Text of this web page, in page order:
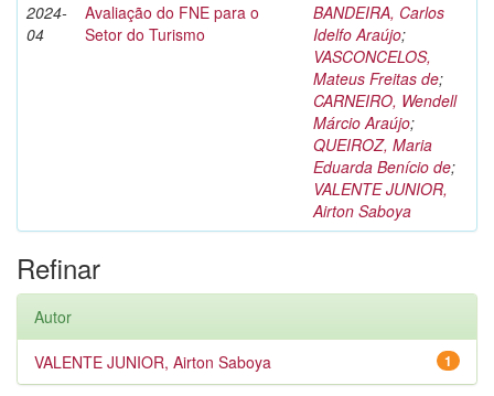
2024-
04
Avaliação do FNE para o
Setor do Turismo
BANDEIRA, Carlos
Idelfo Araújo;
VASCONCELOS,
Mateus Freitas de;
CARNEIRO, Wendell
Márcio Araújo;
QUEIROZ, Maria
Eduarda Benício de;
VALENTE JUNIOR,
Airton Saboya
Refinar
Autor
1
VALENTE JUNIOR, Airton Saboya